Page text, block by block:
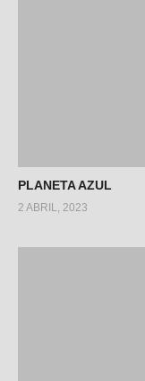
PLANETA AZUL
2 ABRIL, 2023